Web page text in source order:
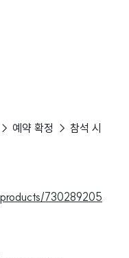
예약 확정 → 참석 시
730289205